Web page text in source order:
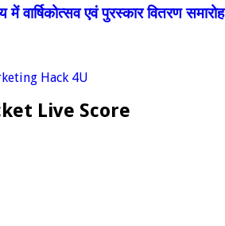
में वार्षिकोत्सव एवं पुरस्कार वितरण समारोह
Live Score